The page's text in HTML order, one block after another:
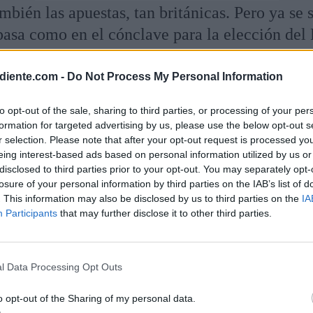
- Do Not Process My Personal Information
opt-out of the sale, sharing to third parties, or processing of your
for targeted advertising by us, please use the below opt-out
selection. Please note that after your opt-out request is processed
interest-based ads based on personal information utilized by us
to third parties prior to your opt-out. You may separately
of your personal information by third parties on the IAB’s list of
This information may also be disclosed by us to third parties on the
Participants that may further disclose it to other third parties.
Data Processing Opt Outs
opt-out of the Sharing of my personal data.
las apuestas, tan británicas. Pero ya se
como en el cónclave para la elección del
in the race to become the next Tory